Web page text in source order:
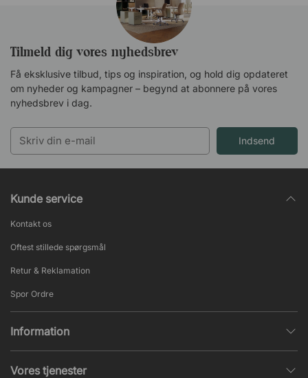
Tilmeld dig vores nyhedsbrev
Få eksklusive tilbud, tips og inspiration, og hold dig opdateret
om nyheder og kampagner – begynd at abonnere på vores
nyhedsbrev i dag.
Indsend
Kunde service
Kontakt os
Oftest stillede spørgsmål
Retur & Reklamation
Spor Ordre
Information
Vores tjenester